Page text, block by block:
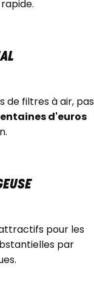
de filtres à air, pas
d'euros
pour les
par